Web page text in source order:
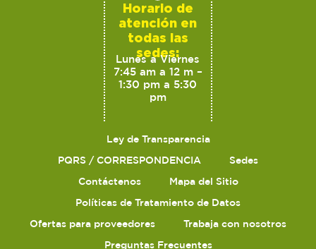
Horario de
atención en
todas las
sedes:
Lunes a Viernes
7:45 am a 12 m –
1:30 pm a 5:30
pm
Ley de Transparencia
PQRS / CORRESPONDENCIA
Sedes
Contáctenos
Mapa del Sitio
Políticas de Tratamiento de Datos
Ofertas para proveedores
Trabaja con nosotros
Preguntas Frecuentes